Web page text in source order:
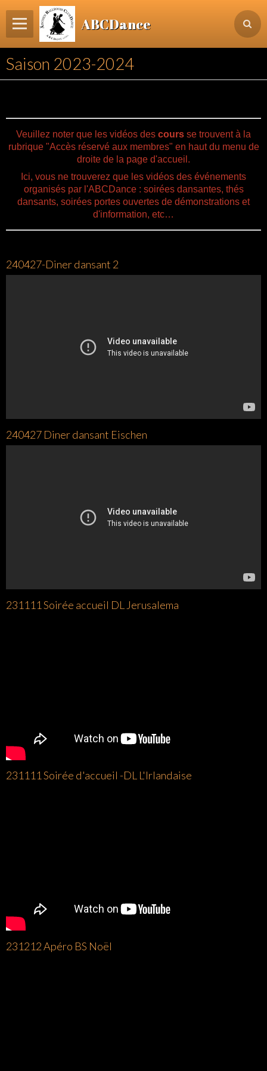
ABCDance
Page d'accueil
Informations
Inscription & Cours
Contact
Saison 2023-2024
Veuillez noter que les vidéos des cours se trouvent à la
rubrique "Accès réservé aux membres" en haut du menu de
droite de la page d'accueil.
Ici, vous ne trouverez que les vidéos des événements
organisés par l'ABCDance : soirées dansantes, thés
dansants, soirées portes ouvertes de démonstrations et
d'information, etc…
240427-Diner dansant 2
240427 Diner dansant Eischen
231111 Soirée accueil DL Jerusalema
231111 Soirée d'accueil -DL L'Irlandaise
231212 Apéro BS Noël